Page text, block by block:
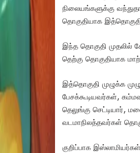
நிலையங்களுக்கு
தொகுதியாக
இந்த தொகுதி முதலில்
தெற்கு தொகுதியாக
இத்தொகுதி முழுக்க
பேசக்கூடியவர்கள்,
தெலுங்கு செட்டியார்,
வடமாநிலத்தவர்கள்
குறிப்பாக